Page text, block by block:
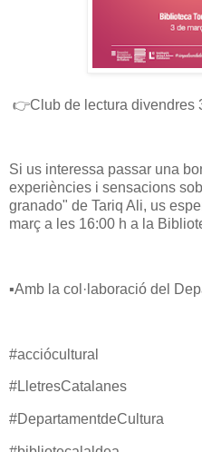
👉Club de lectura divendres
Si us interessa passar una
experiències i sensacions
granado" de Tariq Ali, us
març a les 16:00 h a la
▪️Amb la col·laboració del
#acciócultural
#LletresCatalanes
#DepartamentdeCultura